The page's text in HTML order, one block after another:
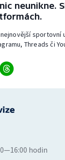
neunikne.
sportovní
Threads či
hodin